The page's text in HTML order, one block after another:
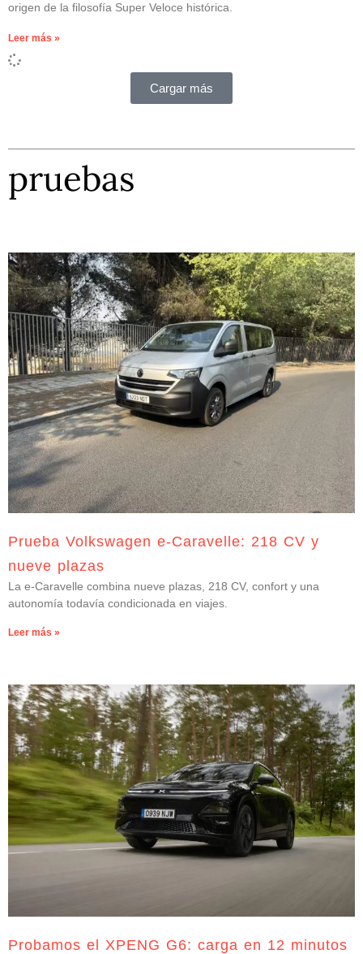
origen de la filosofía Super Veloce histórica.
Leer más »
Cargar más
pruebas
Prueba Volkswagen e-Caravelle: 218 CV y
nueve plazas
La e-Caravelle combina nueve plazas, 218 CV, confort y una
autonomía todavía condicionada en viajes.
Leer más »
Probamos el XPENG G6: carga en 12 minutos